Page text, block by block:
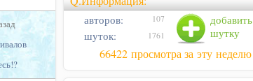
добавить
шутку
авторов: 107
шуток: 1761
66422 просмотра за эту неделю